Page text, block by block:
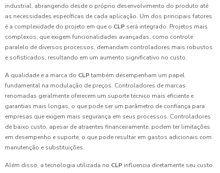
industrial, abrangendo desde o próprio desenvolvimento do produto até
as necessidades específicas de cada aplicação. Um dos principais fatores
é a complexidade do projeto em que o CLP será integrado. Projetos mais
complexos, que exigem funcionalidades avançadas, como controle
paralelo de diversos processos, demandam controladores mais robustos
e sofisticados, resultando em um aumento significativo no custo.
A qualidade e a marca do CLPtambém desempenham um papel
fundamental na modulação de preços. Controladores de marcas
renomadas geralmente oferecem um suporte técnico mais eficiente e
garantias mais longas, o que pode ser um parâmetro de confiança para
empresas que exigem mais segurança em seus processos. Controladores
de baixo custo, apesar de atraentes financeiramente, podem ter limitações
em desempenho e suporte, o que pode resultar em gastos adicionais com
manutenção e substituições.
Além disso, a tecnologia utilizada no CLP influencia diretamente seu custo.